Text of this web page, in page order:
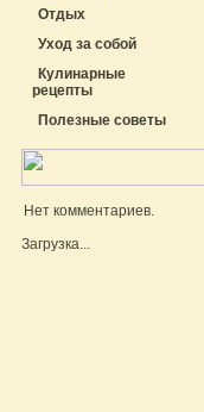
Отдых
Уход за собой
Кулинарные
рецепты
Полезные советы
Нет комментариев.
Загрузка...